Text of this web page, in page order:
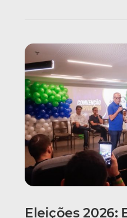
Eleições 2026: